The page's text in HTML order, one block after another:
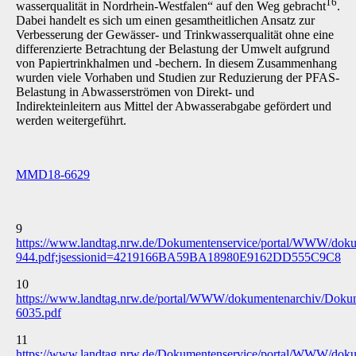
wasserqualität in Nordrhein-Westfalen“ auf den Weg gebracht
.
Dabei handelt es sich um einen gesamtheitlichen Ansatz zur
Verbesserung der Gewässer- und Trinkwasserqualität ohne eine
differenzierte Betrachtung der Belastung der Umwelt aufgrund
von Papiertrinkhal­men und -bechern. In diesem Zusammenhang
wurden viele Vorhaben und Studien zur Redu­zierung der PFAS-
Belastung in Abwasserströmen von Direkt- und
Indirekteinleitern aus Mittel der Abwasserabgabe gefördert und
werden weitergeführt.
MMD18-6629
9
https://www.landtag.nrw.de/Dokumentenservice/portal/WWW/
944.pdf;jsessionid=4219166BA59BA18980E9162DD555C9C8
10
https://www.landtag.nrw.de/portal/WWW/dokumentenarchiv/
6035.pdf
11